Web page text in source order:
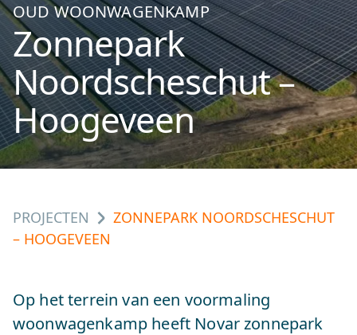
OUD WOONWAGENKAMP
Zonnepark
Noordscheschut –
Hoogeveen
PROJECTEN
ZONNEPARK NOORDSCHESCHUT
– HOOGEVEEN
Op het terrein van een voormaling
woonwagenkamp heeft Novar zonnepark